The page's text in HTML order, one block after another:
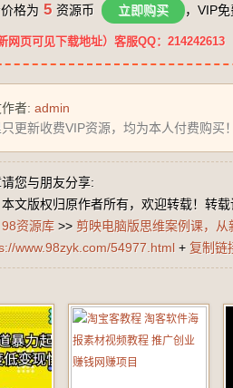
格为 5 资源币 立即购买 ，VIP
网页可见下载地址）客服QQ：214242613
者: admin
更新收费VIP资源，均为本人付费购买！
您与朋友分享:
文版权归原作者所有，欢迎转载！转
98资源库 >> 剪映电脑版思维案例课，
www.98zyk.com/54977.html + 复制链